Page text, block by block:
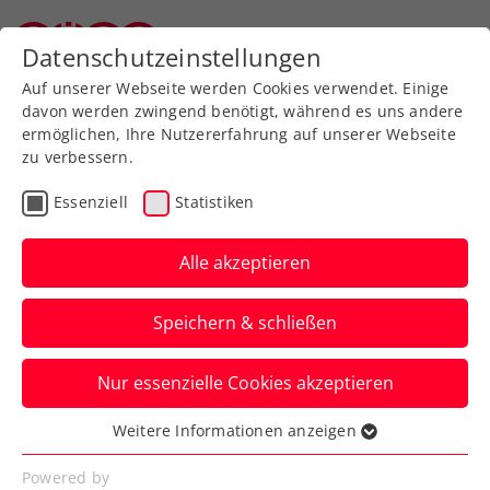
Zurück zur Newsübersicht
ATP
Australian Open:
Neumayer erkämpft sich
Premierensieg
Das ÖTV-Ass sorgt für einen gelungenen
rot-weiß-roten Auftakt beim Grand-Slam-
Turnier in Melbourne.
Verfasst von: Manuel Wachta, 06.01.2025
Datenschutzeinstellungen
Auf unserer Webseite werden Cookies verwendet. Einige
davon werden zwingend benötigt, während es uns andere
ermöglichen, Ihre Nutzererfahrung auf unserer Webseite
zu verbessern.
Essenziell Statistiken
Alle akzeptieren
Speichern & schließen
Nur essenzielle Cookies akzeptieren
Essenziell
Essenzielle Cookies werden für grundlegende
Weitere Informationen anzeigen
Powered by